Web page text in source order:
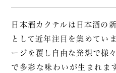
日本酒カクテルは日本酒の
として近年注目を集めてい
ージを覆し自由な発想で様
で多彩な味わいが生まれま